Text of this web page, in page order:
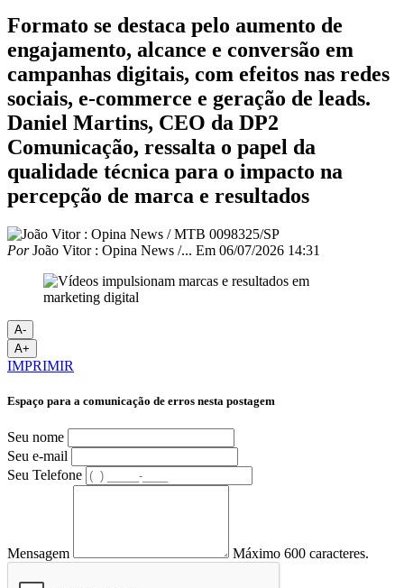
Formato se destaca pelo aumento de
engajamento, alcance e conversão em
campanhas digitais, com efeitos nas redes
sociais, e-commerce e geração de leads.
Daniel Martins, CEO da DP2
Comunicação, ressalta o papel da
qualidade técnica para o impacto na
percepção de marca e resultados
PorJoão Vitor : Opina News /... Em 06/07/2026 14:31
A-
A+
IMPRIMIR
Espaço para a comunicação de erros nesta postagem
Seu nome
Seu e-mail
Seu Telefone
Mensagem Máximo 600 caracteres.